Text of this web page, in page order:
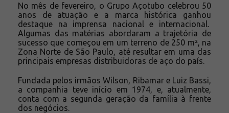
Compliance e LGPD
Ouvidoria
Blog
ESG
No mês de fevereiro, o Grupo Açotubo celebrou 50
anos de atuação e a marca histórica ganhou
destaque na imprensa nacional e internacional.
Algumas das matérias abordaram a trajetória de
sucesso que começou em um terreno de 250 m², na
Zona Norte de São Paulo, até resultar em uma das
principais empresas distribuidoras de aço do país.
Fundada pelos irmãos Wilson, Ribamar e Luiz Bassi,
a companhia teve início em 1974, e, atualmente,
conta com a segunda geração da família à frente
dos negócios.